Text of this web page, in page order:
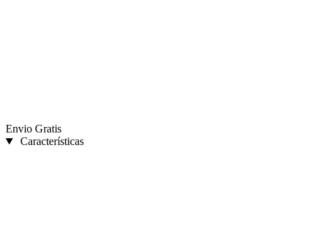
Envio Gratis
Características